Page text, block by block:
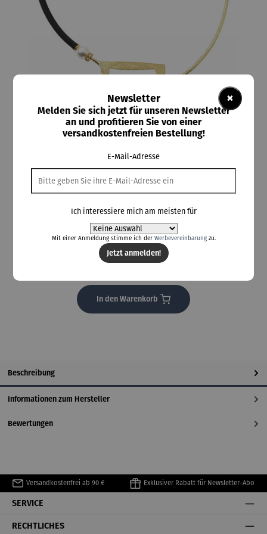
Collier | Cadre – Anna Mütz
198,00 €
Preise inkl. MwSt. zzgl. Versandkosten
In den Warenkorb
Beschreibung
Informationen zum Hersteller
Bewertungen
Versandkostenfrei ab 90 € Exklusiver Rabatt für Newsletter-Abo
SERVICE
RECHTLICHES
×
Newsletter
Melden Sie sich jetzt für unseren Newsletter
an und profitieren Sie von einer
versandkostenfreien Bestellung!
E-Mail-Adresse
Ich interessiere mich am meisten für
Mit einer Anmeldung stimme ich der Werbevereinbarungzu.
Jetzt anmelden!